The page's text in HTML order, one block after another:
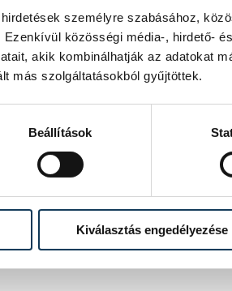
személyre szabásához,
közösségi média-, hirdető-
akik kombinálhatják az adatokat
más szolgáltatásokból gyűjtöttek.
Beállítások
Kiválasztás engedélyezése